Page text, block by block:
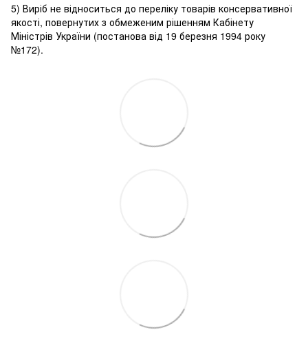
5) Виріб не відноситься до переліку товарів консервативної
якості, повернутих з обмеженим рішенням Кабінету
Міністрів України (постанова від 19 березня 1994 року
№172).